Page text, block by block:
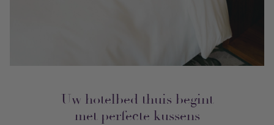
Uw hotelbed thuis begint
met perfecte kussens